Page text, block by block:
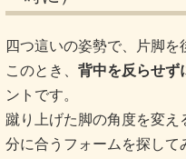
四つ這いの姿勢で、片脚を
このとき、 背中を反らせず
ントです。
蹴り上げた脚の角度を変え
分に合うフォームを探して